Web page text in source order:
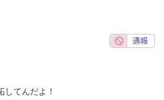
してんだよ！